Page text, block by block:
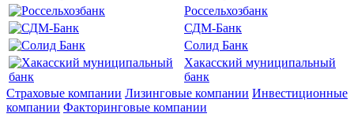
Россельхозбанк
СДМ-Банк
Солид Банк
Хакасский муниципальный
банк
Страховые компании Лизинговые компании Инвестиционные
компании Факторинговые компании